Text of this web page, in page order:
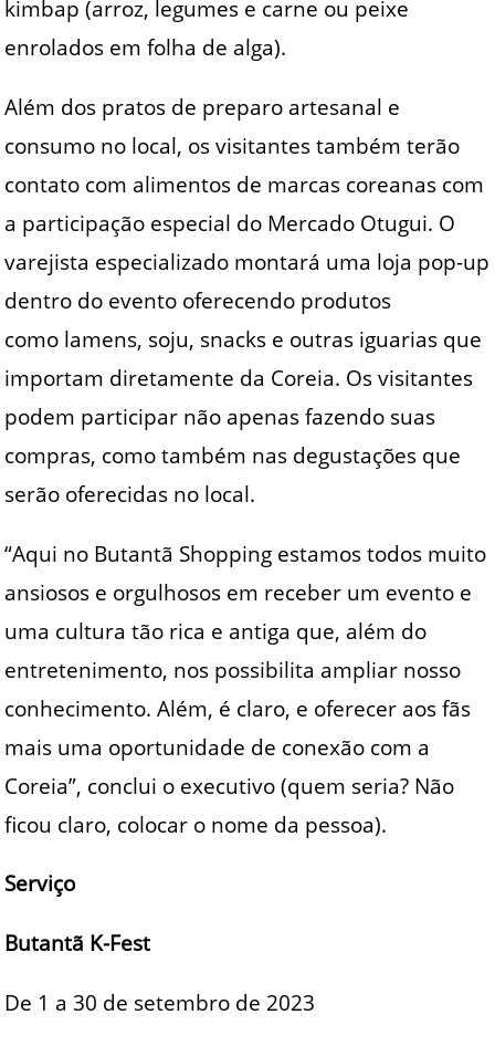
kimbap (arroz, legumes e carne ou peixe
enrolados em folha de alga).
Além dos pratos de preparo artesanal e
consumo no local, os visitantes também terão
contato com alimentos de marcas coreanas com
a participação especial do Mercado Otugui. O
varejista especializado montará uma loja pop-up
dentro do evento oferecendo produtos
como lamens, soju, snacks e outras iguarias que
importam diretamente da Coreia. Os visitantes
podem participar não apenas fazendo suas
compras, como também nas degustações que
serão oferecidas no local.
“Aqui no Butantã Shopping estamos todos muito
ansiosos e orgulhosos em receber um evento e
uma cultura tão rica e antiga que, além do
entretenimento, nos possibilita ampliar nosso
conhecimento. Além, é claro, e oferecer aos fãs
mais uma oportunidade de conexão com a
Coreia”, conclui o executivo (quem seria? Não
ficou claro, colocar o nome da pessoa).
Serviço
Butantã K-Fest
De 1 a 30 de setembro de 2023